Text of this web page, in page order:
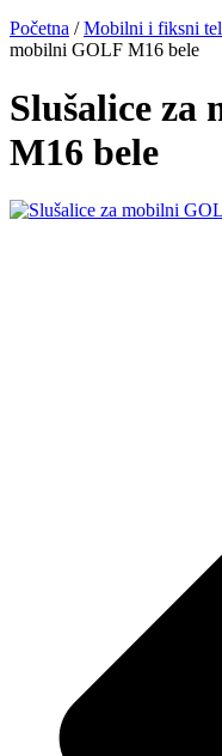
Početna /Mobilni i fiksni
mobilni GOLF M16 bele
Slušalice za
M16 bele